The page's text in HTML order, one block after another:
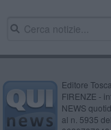
Editore
FIRENZE -
NEWS
al n. 5935